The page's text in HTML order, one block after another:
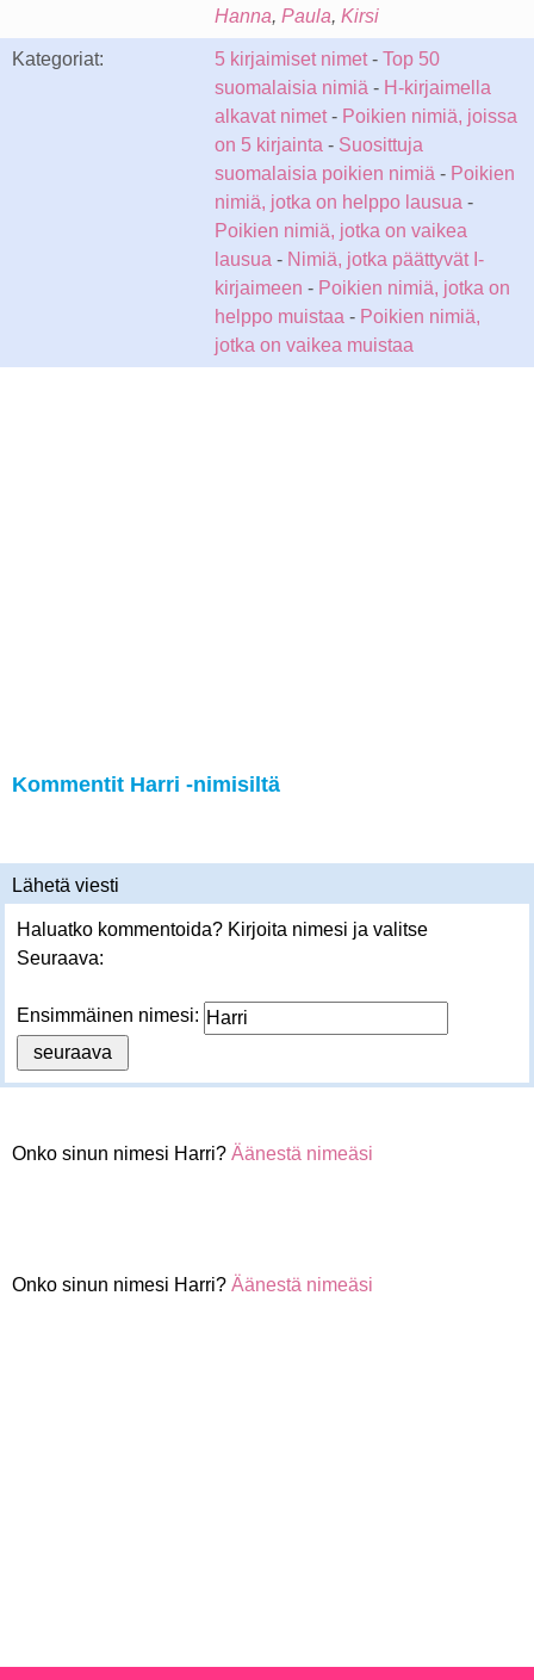
Hanna, Paula, Kirsi
Kategoriat: 5 kirjaimiset nimet- Top 50
suomalaisia nimiä - H-kirjaimella
alkavat nimet- Poikien nimiä, joissa
on 5 kirjainta - Suosittuja
suomalaisia poikien nimiä - Poikien
nimiä, jotka on helppo lausua -
Poikien nimiä, jotka on vaikea
lausua - Nimiä, jotka päättyvät I-
kirjaimeen - Poikien nimiä, jotka on
helppo muistaa - Poikien nimiä,
jotka on vaikea muistaa
Kommentit Harri -nimisiltä
Lähetä viesti
Haluatko kommentoida? Kirjoita nimesi ja valitse
Seuraava:
Ensimmäinen nimesi:
Onko sinun nimesi Harri? Äänestä nimeäsi
Onko sinun nimesi Harri? Äänestä nimeäsi